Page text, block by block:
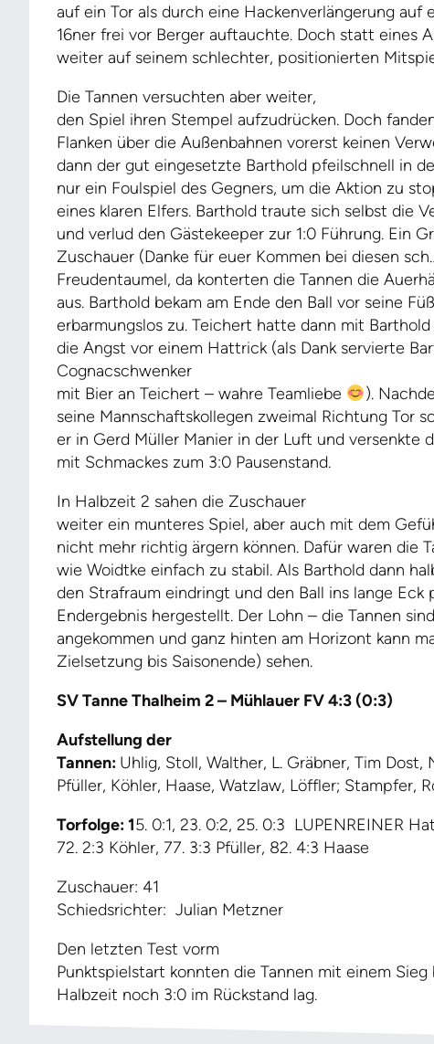
auf ein Tor als durch eine Hackenverlängerung auf
16ner frei vor Berger auftauchte. Doch statt eines
weiter auf seinem schlechter, positionierten
Die Tannen versuchten aber weiter,
den Spiel ihren Stempel aufzudrücken. Doch
Flanken über die Außenbahnen vorerst keinen
dann der gut eingesetzte Barthold pfeilschnell in
nur ein Foulspiel des Gegners, um die Aktion zu
eines klaren Elfers. Barthold traute sich selbst die
und verlud den Gästekeeper zur 1:0 Führung. Ein
Zuschauer (Danke für euer Kommen bei diesen
Freudentaumel, da konterten die Tannen die
aus. Barthold bekam am Ende den Ball vor seine
erbarmungslos zu. Teichert hatte dann mit
die Angst vor einem Hattrick (als Dank servierte
Cognacschwenker
mit Bier an Teichert – wahre Teamliebe
).
seine Mannschaftskollegen zweimal Richtung Tor
er in Gerd Müller Manier in der Luft und versenkte
mit Schmackes zum 3:0 Pausenstand.
In Halbzeit 2 sahen die Zuschauer
weiter ein munteres Spiel, aber auch mit dem
nicht mehr richtig ärgern können. Dafür waren die
wie Woidtke einfach zu stabil. Als Barthold dann
den Strafraum eindringt und den Ball ins lange Eck
Endergebnis hergestellt. Der Lohn – die Tannen
angekommen und ganz hinten am Horizont kann
Zielsetzung bis Saisonende) sehen.
SV TanneThalheim 2 – Mühlauer FV 4:3 (0:3)
Aufstellung der
Tannen: Uhlig, Stoll, Walther, L. Gräbner, Tim Dost,
Pfüller, Köhler, Haase, Watzlaw, Löffler; Stampfer,
Torfolge: 15. 0:1, 23. 0:2, 25. 0:3 LUPENREINER
72. 2:3 Köhler, 77. 3:3 Pfüller, 82. 4:3 Haase
Zuschauer: 41
Schiedsrichter: Julian Metzner
Den letzten Test vorm
Punktspielstart konnten die Tannen mit einem
Halbzeit noch 3:0 im Rückstand lag.